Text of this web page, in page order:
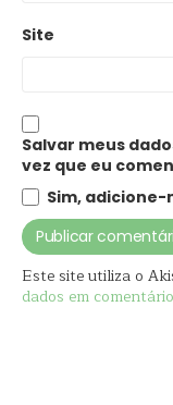
Site
Salvar meus
vez que eu
Sim, adicione-
Este site utiliza o
dados em